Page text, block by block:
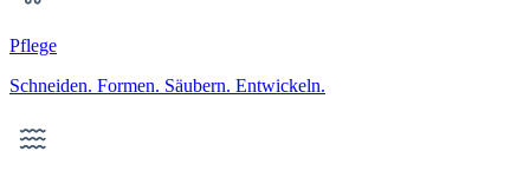
Pflege
Schneiden. Formen. Säubern. Entwickeln.